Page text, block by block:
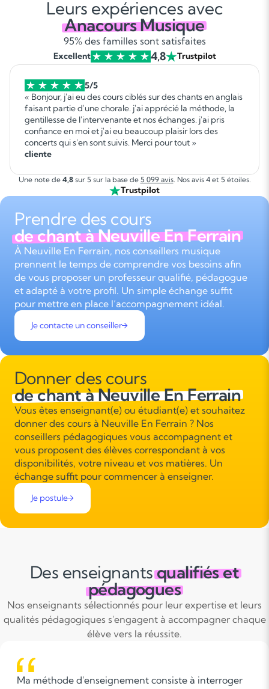
Leurs expériences avec
Anacours Musique
95% des familles sont satisfaites
Excellent 4,8 Trustpilot
5/5
« Bonjour, j'ai eu des cours ciblés sur des chants en anglais
faisant partie d'une chorale. j'ai apprécié la méthode, la
gentillesse de l'intervenante et nos échanges. j'ai pris
confiance en moi et j'ai eu beaucoup plaisir lors des
concerts qui s'en sont suivis. Merci pour tout »
cliente
Une note de 4,8sur 5 sur la base de 5 099 avis. Nos avis 4 et 5 étoiles.
Trustpilot
Prendre des cours
de chant à Neuville En Ferrain
À Neuville En Ferrain, nos conseillers musique
prennent le temps de comprendre vos besoins afin
de vous proposer un professeur qualifié, pédagogue
et adapté à votre profil. Un simple échange suffit
pour mettre en place l’accompagnement idéal.
Je contacte un conseiller
Donner des cours
de chant à Neuville En Ferrain
Vous êtes enseignant(e) ou étudiant(e) et souhaitez
donner des cours à Neuville En Ferrain ? Nos
conseillers pédagogiques vous accompagnent et
vous proposent des élèves correspondant à vos
disponibilités, votre niveau et vos matières. Un
échange suffit pour commencer à enseigner.
Je postule
Des enseignantsqualifiés et
pédagogues
Nos enseignants sélectionnés pour leur expertise et leurs
qualités pédagogiques s'engagent à accompagner chaque
élève vers la réussite.
Ma méthode d'enseignement consiste à interroger